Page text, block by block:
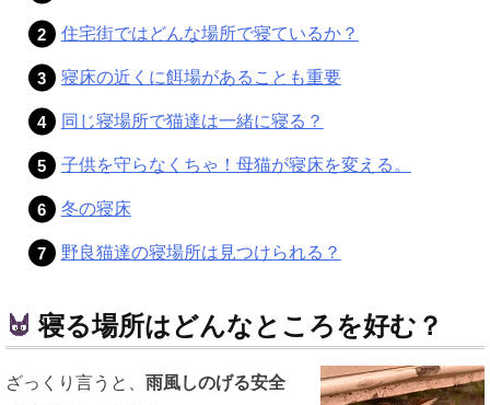
住宅街ではどんな場所で寝ているか？
寝床の近くに餌場があることも重要
同じ寝場所で猫達は一緒に寝る？
子供を守らなくちゃ！母猫が寝床を変える。
冬の寝床
野良猫達の寝場所は見つけられる？
寝る場所はどんなところを好む？
ざっくり言うと、 雨風しのげる安全